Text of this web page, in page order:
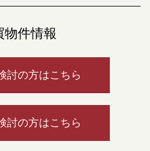
物件情報
討の方はこちら
討の方はこちら